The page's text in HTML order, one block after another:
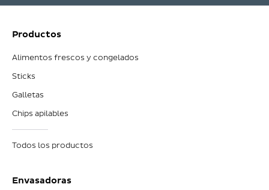
Productos
Alimentos frescos y congelados
Sticks
Galletas
Chips apilables
Todos los productos
Envasadoras